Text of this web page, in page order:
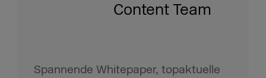
Content Team
Spannende Whitepaper, topaktuelle